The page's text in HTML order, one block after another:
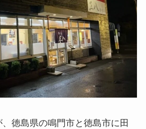
徳島県の鳴門市と徳島市に田